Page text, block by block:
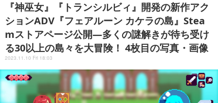
『神巫女』『トランシルビィ』開発の新作アク
ションADV『フェアルーン カケラの島』Stea
mストアページ公開―多くの謎解きが待ち受け
る30以上の島々を大冒険！ 4枚目の写真・画像
2023.11.10 Fri 18:03